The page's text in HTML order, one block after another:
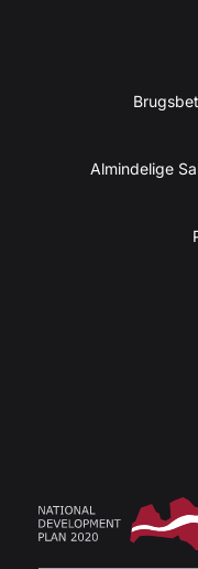
Almindelige